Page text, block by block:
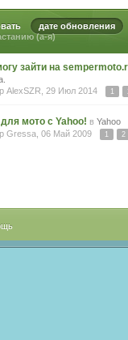
дате обновления
(а-я)
зайти на
AlexSZR , 29 Июл 2014 1
мото с Yahoo! в Yahoo
Gressa , 06 Май 2009 1 2